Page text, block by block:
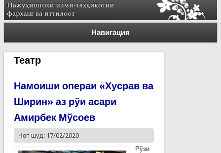
Навигация
Театр
Намоиши операи «Хусрав ва
Ширин» аз рўи асари
Амирбек Мўсоев
Чоп шуд: 17/02/2020
Рўзи